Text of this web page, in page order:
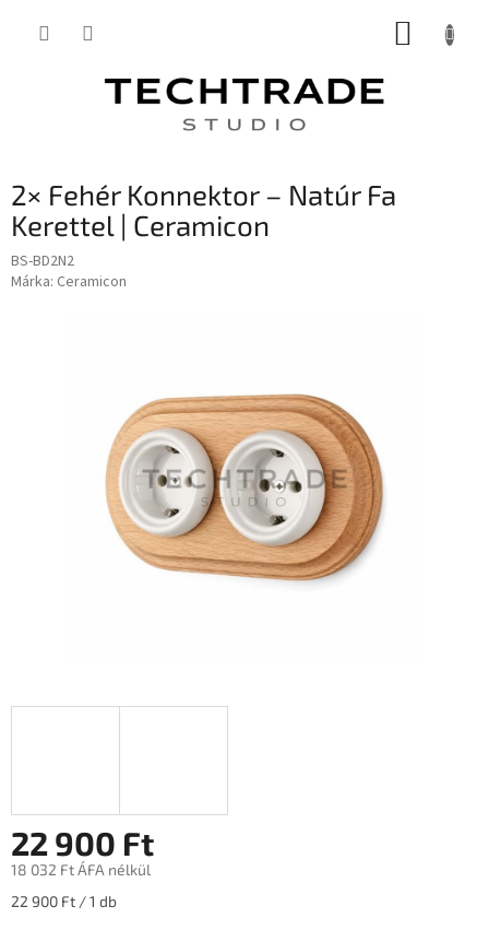
KOSÁR
2× Fehér Konnektor – Natúr Fa
Kerettel | Ceramicon
BS-BD2N2
Márka: Ceramicon
22 900 Ft
18 032 Ft ÁFA nélkül
Egységár:
22 900 Ft / 1 db